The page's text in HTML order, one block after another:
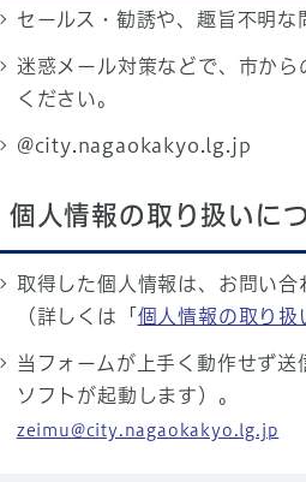
セールス・勧誘や、趣旨不明
迷惑メール対策などで、市か
ください。
@city.nagaokakyo.lg.jp
個人情報の取り扱いに
取得した個人情報は、お問い
（詳しくは「 個人情報の取り扱
当フォームが上手く動作せず
ソフトが起動します）。
zeimu@city.nagaokakyo.lg.jp